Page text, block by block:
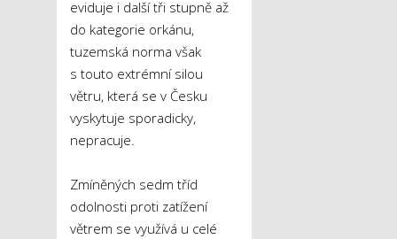
eviduje i další tři stupně až
do kategorie orkánu,
tuzemská norma však
s touto extrémní silou
větru, která se v Česku
vyskytuje sporadicky,
nepracuje.
Zmíněných sedm tříd
odolnosti proti zatížení
větrem se využívá u celé